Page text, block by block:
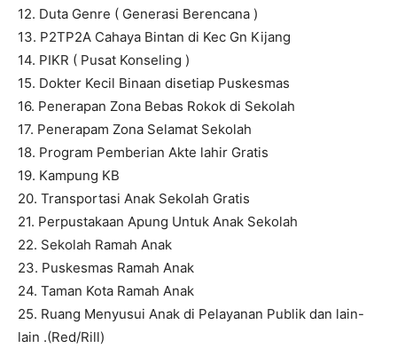
12. Duta Genre ( Generasi Berencana )
13. P2TP2A Cahaya Bintan di Kec Gn Kijang
14. PIKR ( Pusat Konseling )
15. Dokter Kecil Binaan disetiap Puskesmas
16. Penerapan Zona Bebas Rokok di Sekolah
17. Penerapam Zona Selamat Sekolah
18. Program Pemberian Akte lahir Gratis
19. Kampung KB
20. Transportasi Anak Sekolah Gratis
21. Perpustakaan Apung Untuk Anak Sekolah
22. Sekolah Ramah Anak
23. Puskesmas Ramah Anak
24. Taman Kota Ramah Anak
25. Ruang Menyusui Anak di Pelayanan Publik dan lain-
lain .(Red/Rill)